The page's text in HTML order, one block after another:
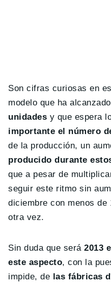
Son cifras curiosas en
modelo que ha
unidades y que espera
importante el número
de la producción, un
producido durante
que a pesar de
seguir este ritmo sin
diciembre con menos de
otra vez.
Sin duda que será2013
este aspecto, con la
impide, de las fábricas